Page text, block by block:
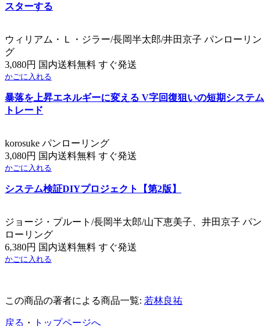
スターする
ウィリアム・Ｌ・ジラー/長岡半太郎/井田京子 パンローリン
グ
3,080円 国内送料無料 すぐ発送
かごに入れる
暴落を上昇エネルギーに変える V字回復狙いの短期システム
トレード
korosuke パンローリング
3,080円 国内送料無料 すぐ発送
かごに入れる
システム検証DIYプロジェクト【第2版】
ジョージ・プルート/長岡半太郎/山下恵美子、井田京子 パン
ローリング
6,380円 国内送料無料 すぐ発送
かごに入れる
この商品の著者による商品一覧: 若林良祐
戻る ・ トップページへ